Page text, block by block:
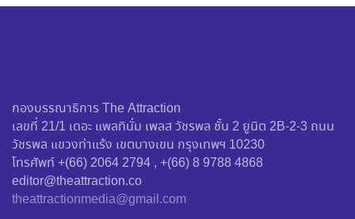
กองบรรณาธิการ The Attraction
เลขที่ 21/1 เดอะ แพลทินั่ม เพลส วัชรพล ชั้น 2 ยูนิต 2B-2-3 ถนน
วัชรพล แขวงท่าแร้ง เขตบางเขน กรุงเทพฯ 10230
โทรศัพท์ +(66) 2064 2794 , +(66) 8 9788 4868
editor@theattraction.co
theattractionmedia@gmail.com